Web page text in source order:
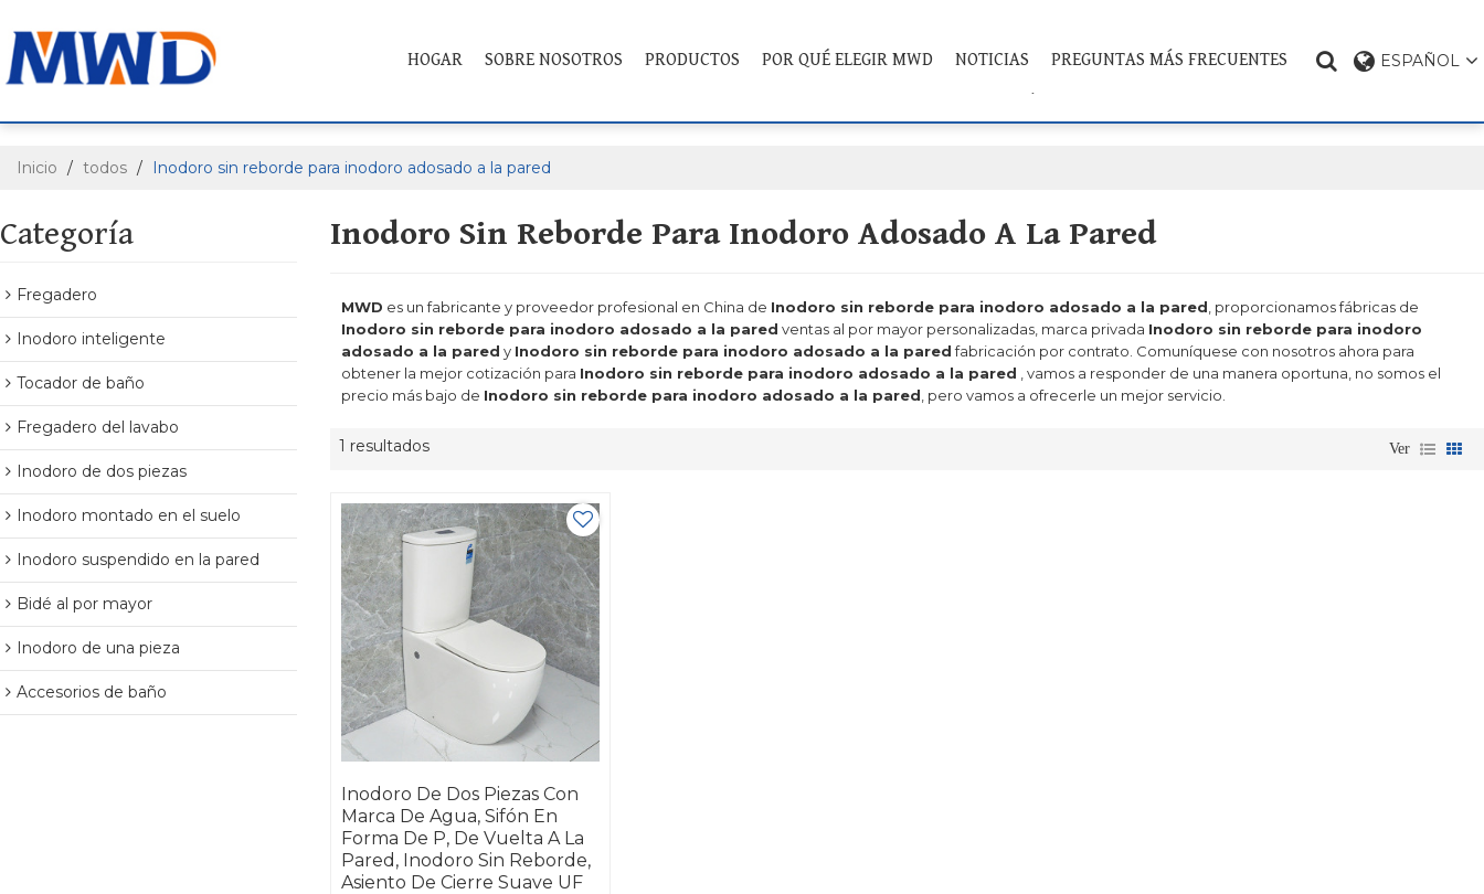
HOGAR SOBRE NOSOTROS PRODUCTOS POR QUÉ ELEGIR MWD NOTICIAS PREGUNTAS MÁS FRECUENTES ESPAÑOL
Inicio / todos / Inodoro sin reborde para inodoro adosado a la pared
Categoría
Fregadero
Inodoro inteligente
Tocador de baño
Fregadero del lavabo
Inodoro de dos piezas
Inodoro montado en el suelo
Inodoro suspendido en la pared
Bidé al por mayor
Inodoro de una pieza
Accesorios de baño
Inodoro Sin Reborde Para Inodoro Adosado A La Pared
MWD es un fabricante y proveedor profesional en China de Inodoro sin reborde para inodoro adosado a la pared , proporcionamos fábricas de
Inodoro sin reborde para inodoro adosado a la pared ventas al por mayor personalizadas, marca privada Inodoro sin reborde para inodoro
adosado a la pared y Inodoro sin reborde para inodoro adosado a la paredfabricación por contrato. Comuníquese con nosotros ahora para
obtener la mejor cotización para Inodoro sin reborde para inodoro adosado a la pared , vamos a responder de una manera oportuna, no somos el
precio más bajo de Inodoro sin reborde para inodoro adosado a la pared , pero vamos a ofrecerle un mejor servicio.
1 resultados Ver
Inodoro De Dos Piezas Con
Marca De Agua, Sifón En
Forma De P, De Vuelta A La
Pared, Inodoro Sin Reborde,
Asiento De Cierre Suave UF